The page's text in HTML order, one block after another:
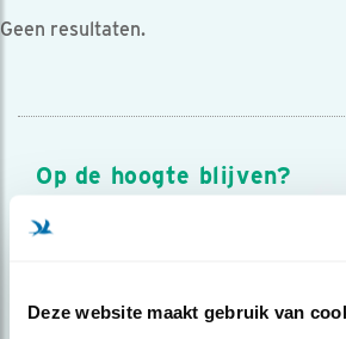
Deze website maakt gebruik van
Geen resultaten.
Op de hoogte blijven?
Meld je aan en ontvang nieuws,
over vogels en activiteiten van